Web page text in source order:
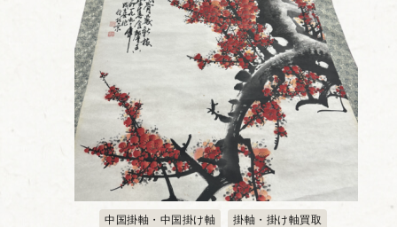
中国掛軸・中国掛け軸 掛軸・掛け軸買取